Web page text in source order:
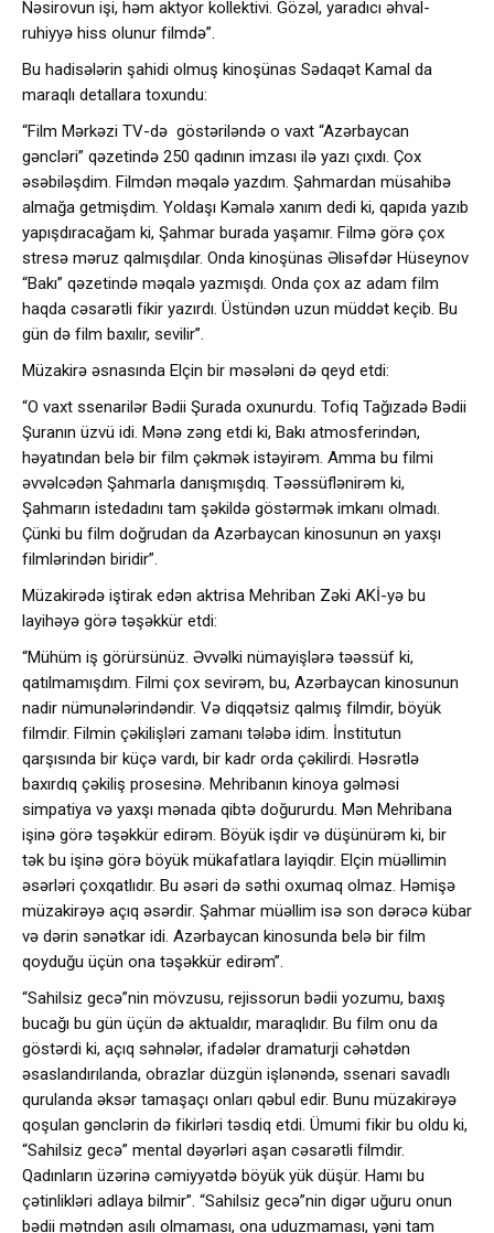
Nəsirovun işi, həm aktyor kollektivi. Gözəl, yaradıcı əhval-
ruhiyyə hiss olunur filmdə”.
Bu hadisələrin şahidi olmuş kinoşünas Sədaqət Kamal da
maraqlı detallara toxundu:
“Film Mərkəzi TV-də göstəriləndə o vaxt “Azərbaycan
gəncləri” qəzetində 250 qadının imzası ilə yazı çıxdı. Çox
əsəbiləşdim. Filmdən məqalə yazdım. Şahmardan müsahibə
almağa getmişdim. Yoldaşı Kəmalə xanım dedi ki, qapıda yazıb
yapışdıracağam ki, Şahmar burada yaşamır. Filmə görə çox
stresə məruz qalmışdılar. Onda kinoşünas Əlisəfdər Hüseynov
“Bakı” qəzetində məqalə yazmışdı. Onda çox az adam film
haqda cəsarətli fikir yazırdı. Üstündən uzun müddət keçib. Bu
gün də film baxılır, sevilir”.
Müzakirə əsnasında Elçin bir məsələni də qeyd etdi:
“O vaxt ssenarilər Bədii Şurada oxunurdu. Tofiq Tağızadə Bədii
Şuranın üzvü idi. Mənə zəng etdi ki, Bakı atmosferindən,
həyatından belə bir film çəkmək istəyirəm. Amma bu filmi
əvvəlcədən Şahmarla danışmışdıq. Təəssüflənirəm ki,
Şahmarın istedadını tam şəkildə göstərmək imkanı olmadı.
Çünki bu film doğrudan da Azərbaycan kinosunun ən yaxşı
filmlərindən biridir”.
Müzakirədə iştirak edən aktrisa Mehriban Zəki AKİ-yə bu
layihəyə görə təşəkkür etdi:
“Mühüm iş görürsünüz. Əvvəlki nümayişlərə təəssüf ki,
qatılmamışdım. Filmi çox sevirəm, bu, Azərbaycan kinosunun
nadir nümunələrindəndir. Və diqqətsiz qalmış filmdir, böyük
filmdir. Filmin çəkilişləri zamanı tələbə idim. İnstitutun
qarşısında bir küçə vardı, bir kadr orda çəkilirdi. Həsrətlə
baxırdıq çəkiliş prosesinə. Mehribanın kinoya gəlməsi
simpatiya və yaxşı mənada qibtə doğururdu. Mən Mehribana
işinə görə təşəkkür edirəm. Böyük işdir və düşünürəm ki, bir
tək bu işinə görə böyük mükafatlara layiqdir. Elçin müəllimin
əsərləri çoxqatlıdır. Bu əsəri də səthi oxumaq olmaz. Həmişə
müzakirəyə açıq əsərdir. Şahmar müəllim isə son dərəcə kübar
və dərin sənətkar idi. Azərbaycan kinosunda belə bir film
qoyduğu üçün ona təşəkkür edirəm”.
“Sahilsiz gecə”nin mövzusu, rejissorun bədii yozumu, baxış
bucağı bu gün üçün də aktualdır, maraqlıdır. Bu film onu da
göstərdi ki, açıq səhnələr, ifadələr dramaturji cəhətdən
əsaslandırılanda, obrazlar düzgün işlənəndə, ssenari savadlı
qurulanda əksər tamaşaçı onları qəbul edir. Bunu müzakirəyə
qoşulan gənclərin də fikirləri təsdiq etdi. Ümumi fikir bu oldu ki,
“Sahilsiz gecə” mental dəyərləri aşan cəsarətli filmdir.
Qadınların üzərinə cəmiyyətdə böyük yük düşür. Hamı bu
çətinlikləri adlaya bilmir”. “Sahilsiz gecə”nin digər uğuru onun
bədii mətndən asılı olmaması, ona uduzmaması, yəni tam